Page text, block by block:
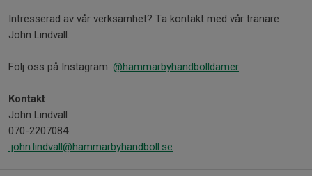
Intresserad av vår verksamhet? Ta kontakt med vår tränare
John Lindvall.
Följ oss på Instagram: @hammarbyhandbolldamer
Kontakt
John Lindvall
070-2207084
john.lindvall@hammarbyhandboll.se